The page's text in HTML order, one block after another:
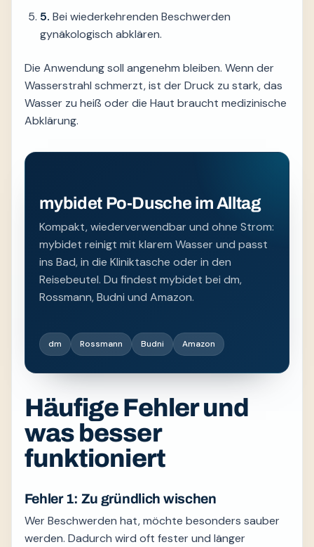
5. Bei wiederkehrenden Beschwerden
gynäkologisch abklären.
Die Anwendung soll angenehm bleiben. Wenn der
Wasserstrahl schmerzt, ist der Druck zu stark, das
Wasser zu heiß oder die Haut braucht medizinische
Abklärung.
mybidet Po-Dusche im Alltag
Kompakt, wiederverwendbar und ohne Strom:
mybidet reinigt mit klarem Wasser und passt
ins Bad, in die Kliniktasche oder in den
Reisebeutel. Du findest mybidet bei dm,
Rossmann, Budni und Amazon.
dm Rossmann Budni Amazon
Häufige Fehler und
was besser
funktioniert
Fehler 1: Zu gründlich wischen
Wer Beschwerden hat, möchte besonders sauber
werden. Dadurch wird oft fester und länger